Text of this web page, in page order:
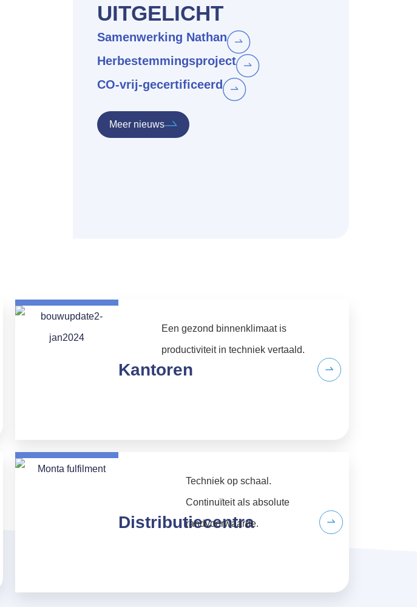
UITGELICHT
Samenwerking Nathan
Herbestemmingsproject
CO-vrij-gecertificeerd
Meer nieuws
Kantoren
Een gezond binnenklimaat is
productiviteit in techniek vertaald.
Distributiecentra
Techniek op schaal.
Continuïteit als absolute
randvoorwaarde.